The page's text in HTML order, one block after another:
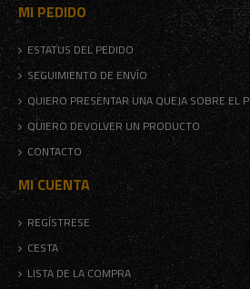
MI PEDIDO
ESTATUS DEL PEDIDO
SEGUIMIENTO DE ENVÍO
QUIERO PRESENTAR UNA QUEJA SOBRE EL
QUIERO DEVOLVER UN PRODUCTO
CONTACTO
MI CUENTA
REGÍSTRESE
CESTA
LISTA DE LA COMPRA